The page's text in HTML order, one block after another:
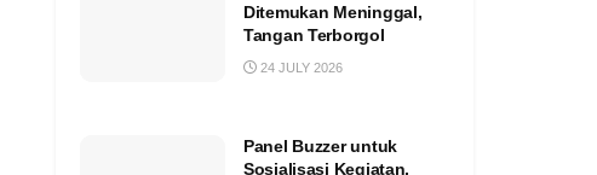
Ditemukan Meninggal,
Tangan Terborgol
24 JULY 2026
Panel Buzzer untuk
Sosialisasi Kegiatan,